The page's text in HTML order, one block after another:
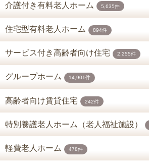
介護付き有料老人ホーム 5,635件
住宅型有料老人ホーム 894件
サービス付き高齢者向け住宅 2,255件
グループホーム 14,901件
高齢者向け賃貸住宅 242件
特別養護老人ホーム（老人福祉施設）
軽費老人ホーム 478件